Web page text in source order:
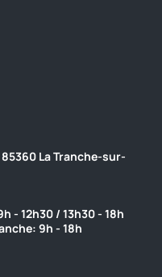
La Tranche-sur-
- 12h30 / 13h30 - 18h
9h - 18h